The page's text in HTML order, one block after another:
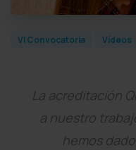
VI Convocatoria Vídeos
La acreditación
a nuestro
hemos